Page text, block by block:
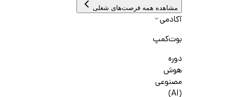
مشاهده همه فرصت‌های شغلی
آکادمی
بوت‌کمپ
دوره
هوش
مصنوعی
(AI)